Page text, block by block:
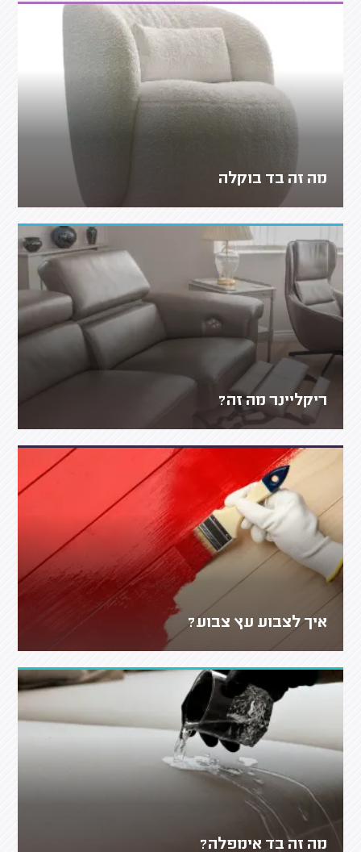
מה זה בד בוקלה
ריקליינר מה זה?
איך לצבוע עץ צבוע?
מה זה בד אימפלה?